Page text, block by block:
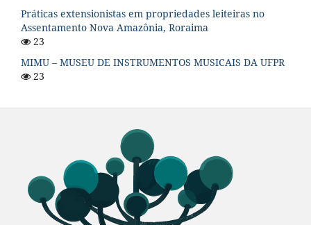
Práticas extensionistas em propriedades leiteiras no
Assentamento Nova Amazônia, Roraima
23
MIMU – MUSEU DE INSTRUMENTOS MUSICAIS DA UFPR
23